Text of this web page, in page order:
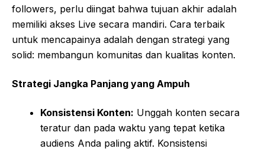
followers, perlu diingat bahwa tujuan akhir adalah
memiliki akses Live secara mandiri. Cara terbaik
untuk mencapainya adalah dengan strategi yang
solid: membangun komunitas dan kualitas konten.
Strategi Jangka Panjang yang Ampuh
Konsistensi Konten: Unggah konten secara
teratur dan pada waktu yang tepat ketika
audiens Anda paling aktif. Konsistensi